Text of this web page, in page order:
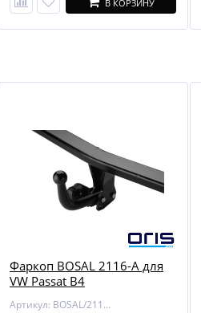
В КОРЗИНУ
Фаркоп BOSAL 2116-A для
VW Passat B4
Артикул: BOSAL/2116-A